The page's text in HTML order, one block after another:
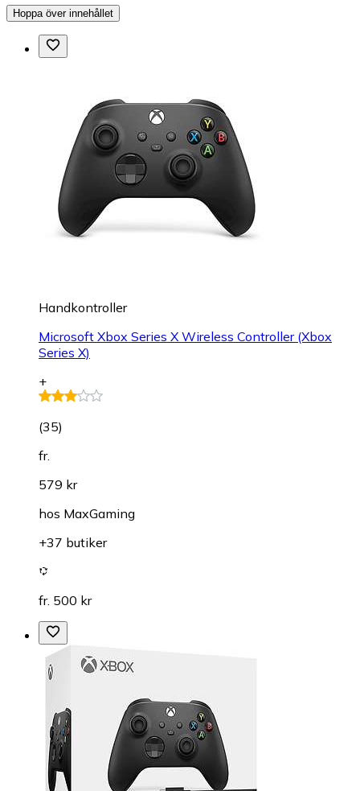
Hoppa över innehållet
Handkontroller
Microsoft Xbox Series X Wireless Controller (Xbox
Series X)
+
(35)
fr.
579 kr
hos MaxGaming
+37 butiker
fr. 500 kr